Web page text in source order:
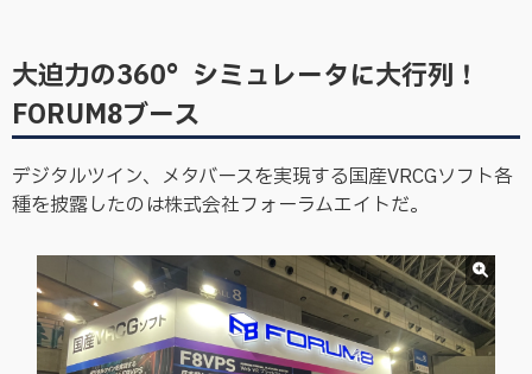
大迫力の360°シミュレータに大行列！
FORUM8ブース
デジタルツイン、メタバースを実現する国産VRCGソフト各
種を披露したのは株式会社フォーラムエイトだ。